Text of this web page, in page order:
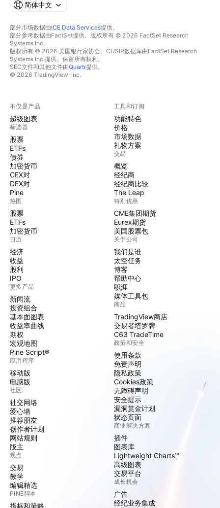
简体中文
部分市场数据由ICE Data Services提供。
部分参考数据由FactSet提供。版权所有 © 2026 FactSet Research
Systems Inc.
版权所有 © 2026 美国银行家协会。CUSIP数据库由FactSet Research
Systems Inc.提供。保留所有权利。
SEC文件和其他文件由Quartr提供。
© 2026 TradingView, Inc.
不仅是产品
超级图表
筛选器
股票
ETFs
债券
加密货币
CEX对
DEX对
Pine
热图
股票
ETFs
加密货币
日历
经济
收益
股利
IPO
更多产品
新闻流
投资组合
基本面图表
收益率曲线
期权
宏观地图
Pine Script®
应用程序
移动版
电脑版
社区
社交网络
爱心墙
推荐朋友
创作者计划
网站规则
版主
观点
交易
教学
编辑精选
PINE脚本
指标和策略
工具和订阅
功能特色
价格
市场数据
礼物方案
交易
概览
经纪商
经纪商比较
The Leap
特别优惠
CME集团期货
Eurex期货
美国股票包
关于公司
我们是谁
太空任务
博客
帮助中心
职涯
媒体工具包
商品
TradingView商店
交易者塔罗牌
C63 TradeTime
政策和安全
使用条款
免责声明
隐私政策
Cookies政策
无障碍声明
安全提示
漏洞赏金计划
状态页面
商业解决方案
插件
图表库
Lightweight Charts™
高级图表
交易平台
成长机会
广告
经纪业务集成